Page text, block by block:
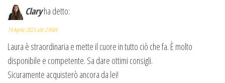
Claryha detto:
19 Aprile 2023 alle 23h04
Laura è straordinaria e mette il cuore in tutto ciò che fa. È molto
disponibile e competente. Sa dare ottimi consigli.
Sicuramente acquisterò ancora da lei!